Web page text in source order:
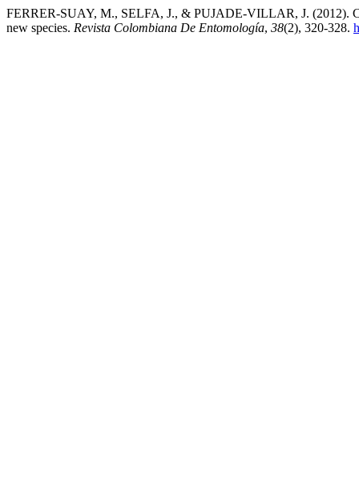
FERRER-SUAY, M., SELFA, J., & PUJADE-VILLAR, J. (2012).
new species. Revista Colombiana De Entomología, 38(2), 320-328.